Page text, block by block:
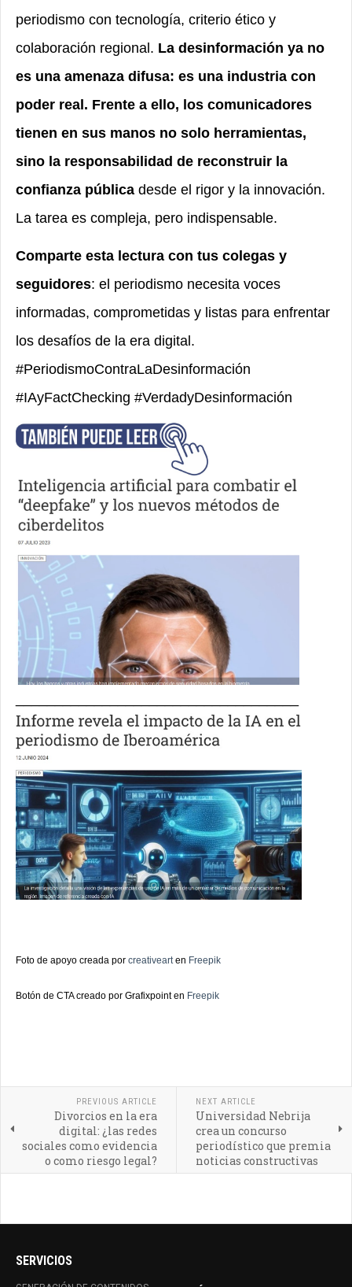
periodismo con tecnología, criterio ético y
colaboración regional. La desinformación ya no
es una amenaza difusa: es una industria con
poder real. Frente a ello, los comunicadores
tienen en sus manos no solo herramientas,
sino la responsabilidad de reconstruir la
confianza pública desde el rigor y la innovación.
La tarea es compleja, pero indispensable.
Comparte esta lectura con tus colegas y
seguidores: el periodismo necesita voces
informadas, comprometidas y listas para enfrentar
los desafíos de la era digital.
#PeriodismoContraLaDesinformación
#IAyFactChecking #VerdadyDesinformación
Foto de apoyo creada por creativeart en Freepik
Botón de CTA creado por Grafixpoint en Freepik
PREVIOUS ARTICLE
Divorcios en la era
digital: ¿las redes
sociales como evidencia
o como riesgo legal?
NEXT ARTICLE
Universidad Nebrija
crea un concurso
periodístico que premia
noticias constructivas
SERVICIOS